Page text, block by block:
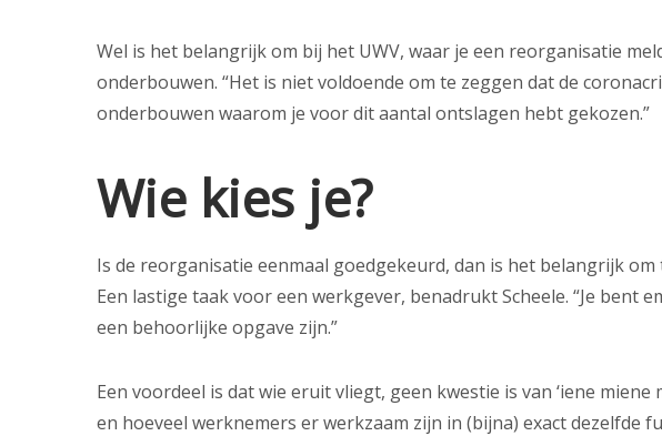
Wel is het belangrijk om bij het UWV, waar je een reorganisatie
onderbouwen. “Het is niet voldoende om te zeggen dat de
onderbouwen waarom je voor dit aantal ontslagen hebt gekozen.”
Wie kies je?
Is de reorganisatie eenmaal goedgekeurd, dan is het belangrijk
Een lastige taak voor een werkgever, benadrukt Scheele. “Je bent
een behoorlijke opgave zijn.”
Een voordeel is dat wie eruit vliegt, geen kwestie is van ‘iene
en hoeveel werknemers er werkzaam zijn in (bijna) exact dezelfde